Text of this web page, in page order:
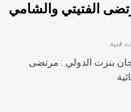
الفتيتي والشامي
فنية
بنزت الدولي : مرتضى